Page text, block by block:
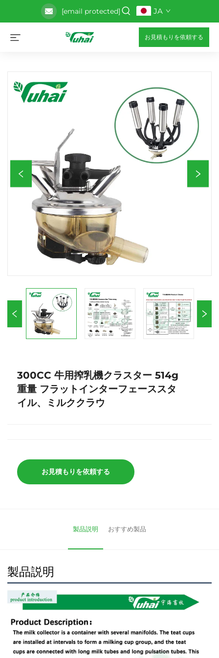
[email protected] JA
お見積もりを依頼する
300CC 牛用搾乳機クラスター 514g
重量 フラットインターフェーススタ
イル、ミルククラウ
お見積もりを依頼する
製品説明 おすすめ製品
製品説明